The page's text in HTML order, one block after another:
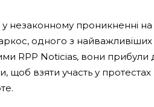
незаконному проникненні
одного з найважливіших
RPP Noticias, вони прибули
щоб взяти участь у